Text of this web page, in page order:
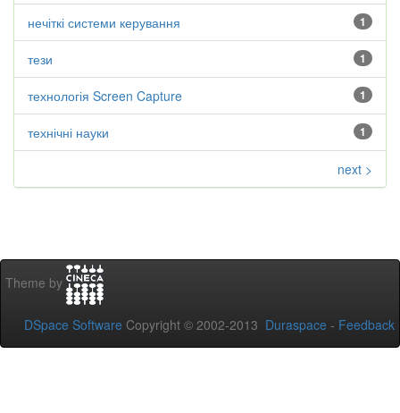
1
нечіткі системи керування
1
тези
1
технологія Screen Capture
1
технічні науки
next >
Theme by
DSpace Software Copyright © 2002-2013 Duraspace - Feedback